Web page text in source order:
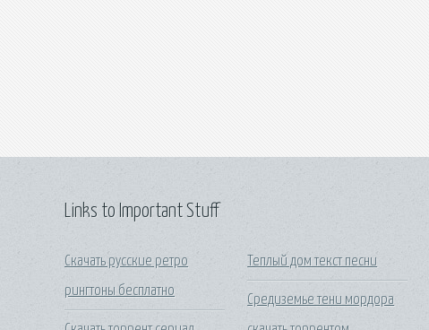
Links to Important Stuff
Скачать русские ретро
рингтоны бесплатно
Теплый дом текст песни
Средиземье тени мордора